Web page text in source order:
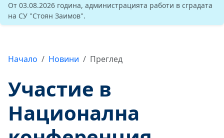
От 03.08.2026 година, администрацията работи в сградата
на СУ "Стоян Заимов".
Начало Новини Преглед
Участие в
Национална